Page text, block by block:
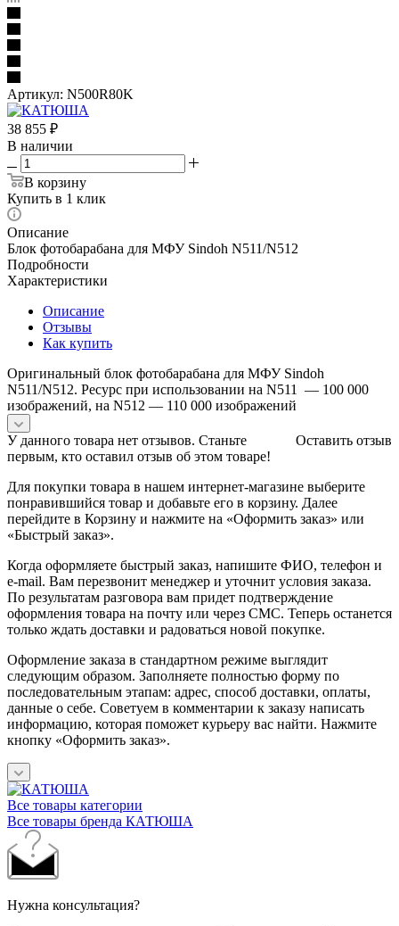
Артикул: N500R80K
38 855 ₽
В наличии
В корзину
Купить в 1 клик
Описание
Блок фотобарабана для МФУ Sindoh N511/N512
Подробности
Характеристики
Описание
Отзывы
Как купить
Оригинальный блок фотобарабана для МФУ Sindoh
N511/N512. Ресурс при использовании на N511 — 100 000
изображений, на N512 — 110 000 изображений
Оставить отзыв
У данного товара нет отзывов. Станьте
первым, кто оставил отзыв об этом товаре!
Для покупки товара в нашем интернет-магазине выберите
понравившийся товар и добавьте его в корзину. Далее
перейдите в Корзину и нажмите на «Оформить заказ» или
«Быстрый заказ».
Когда оформляете быстрый заказ, напишите ФИО, телефон и
e-mail. Вам перезвонит менеджер и уточнит условия заказа.
По результатам разговора вам придет подтверждение
оформления товара на почту или через СМС. Теперь останется
только ждать доставки и радоваться новой покупке.
Оформление заказа в стандартном режиме выглядит
следующим образом. Заполняете полностью форму по
последовательным этапам: адрес, способ доставки, оплаты,
данные о себе. Советуем в комментарии к заказу написать
информацию, которая поможет курьеру вас найти. Нажмите
кнопку «Оформить заказ».
Все товары категории
Все товары бренда КАТЮША
Нужна консультация?